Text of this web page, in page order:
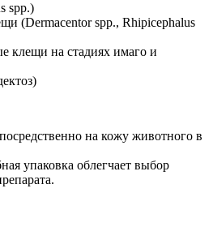
spp.)
(Dermacentor spp., Rhipicephalus
клещи на стадиях имаго и
на кожу животного в
упаковка облегчает выбор